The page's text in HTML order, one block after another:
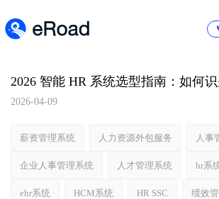
2026-04-09
薪资管理系统 人力资源外包服务 人事
企业人事管理系统 人才管理系统 hr系
ehr系统 HCM系统 HR SSC 绩效